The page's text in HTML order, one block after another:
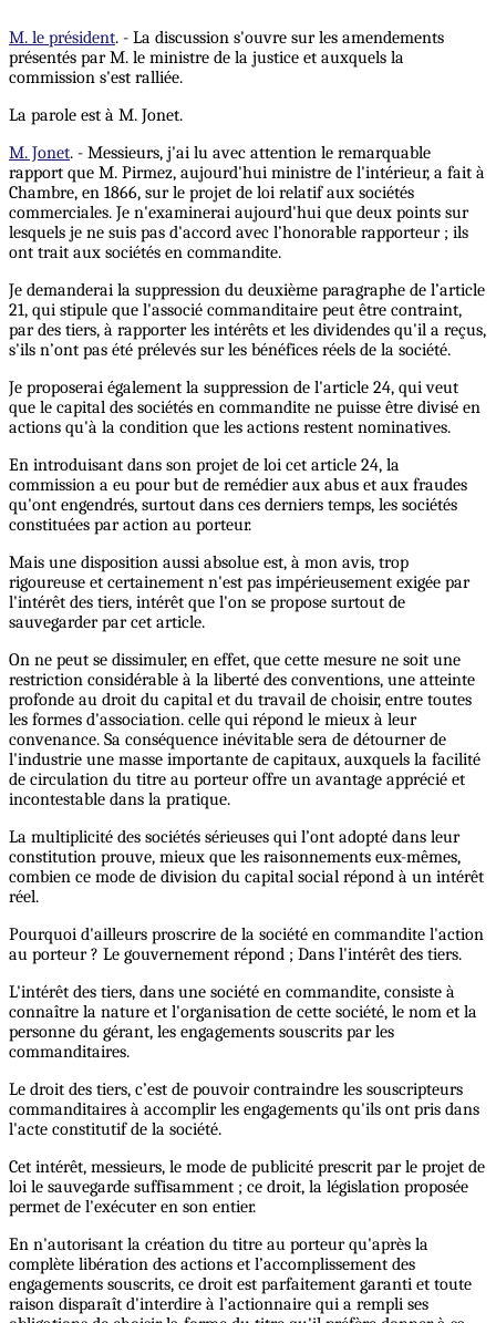
M. le président. - La discussion s'ouvre sur les amendements
présentés par M. le ministre de la justice et auxquels la
commission s'est ralliée.
La parole est à M. Jonet.
M. Jonet. - Messieurs, j'ai lu avec attention le remarquable
rapport que M. Pirmez, aujourd'hui ministre de l'intérieur, a fait à
Chambre, en 1866, sur le projet de loi relatif aux sociétés
commerciales. Je n'examinerai aujourd'hui que deux points sur
lesquels je ne suis pas d'accord avec l’honorable rapporteur ; ils
ont trait aux sociétés en commandite.
Je demanderai la suppression du deuxième paragraphe de l’article
21, qui stipule que l'associé commanditaire peut être contraint,
par des tiers, à rapporter les intérêts et les dividendes qu'il a reçus,
s'ils n’ont pas été prélevés sur les bénéfices réels de la société.
Je proposerai également la suppression de l'article 24, qui veut
que le capital des sociétés en commandite ne puisse être divisé en
actions qu'à la condition que les actions restent nominatives.
En introduisant dans son projet de loi cet article 24, la
commission a eu pour but de remédier aux abus et aux fraudes
qu'ont engendrés, surtout dans ces derniers temps, les sociétés
constituées par action au porteur.
Mais une disposition aussi absolue est, à mon avis, trop
rigoureuse et certainement n'est pas impérieusement exigée par
l'intérêt des tiers, intérêt que l'on se propose surtout de
sauvegarder par cet article.
On ne peut se dissimuler, en effet, que cette mesure ne soit une
restriction considérable à la liberté des conventions, une atteinte
profonde au droit du capital et du travail de choisir, entre toutes
les formes d'association. celle qui répond le mieux à leur
convenance. Sa conséquence inévitable sera de détourner de
l'industrie une masse importante de capitaux, auxquels la facilité
de circulation du titre au porteur offre un avantage apprécié et
incontestable dans la pratique.
La multiplicité des sociétés sérieuses qui l’ont adopté dans leur
constitution prouve, mieux que les raisonnements eux-mêmes,
combien ce mode de division du capital social répond à un intérêt
réel.
Pourquoi d'ailleurs proscrire de la société en commandite l'action
au porteur ? Le gouvernement répond ; Dans l'intérêt des tiers.
L'intérêt des tiers, dans une société en commandite, consiste à
connaître la nature et l'organisation de cette société, le nom et la
personne du gérant, les engagements souscrits par les
commanditaires.
Le droit des tiers, c’est de pouvoir contraindre les souscripteurs
commanditaires à accomplir les engagements qu'ils ont pris dans
l'acte constitutif de la société.
Cet intérêt, messieurs, le mode de publicité prescrit par le projet de
loi le sauvegarde suffisamment ; ce droit, la législation proposée
permet de l'exécuter en son entier.
En n'autorisant la création du titre au porteur qu'après la
complète libération des actions et l’accomplissement des
engagements souscrits, ce droit est parfaitement garanti et toute
raison disparaît d'interdire à l’actionnaire qui a rempli ses